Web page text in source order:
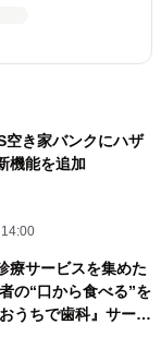
空き家バンクにハザ
機能を追加
療サービスを集めた
の“口から食べる”を
うちで歯科』サービ